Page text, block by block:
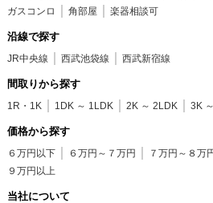
ガスコンロ
角部屋 楽器相談可
沿線で探す
JR中央線 西武池袋線 西武新宿線
間取りから探す
1R・1K 1DK ～ 1LDK 2K ～ 2LDK 3K
価格から探す
６万円以下 ６万円～７万円 ７万円～８万
９万円以上
当社について